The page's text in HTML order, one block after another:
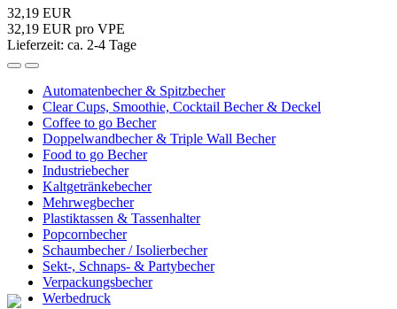
32,19 EUR
32,19 EUR pro VPE
Lieferzeit: ca. 2-4 Tage
Automatenbecher & Spitzbecher
Clear Cups, Smoothie, Cocktail Becher & Deckel
Coffee to go Becher
Doppelwandbecher & Triple Wall Becher
Food to go Becher
Industriebecher
Kaltgetränkebecher
Mehrwegbecher
Plastiktassen & Tassenhalter
Popcornbecher
Schaumbecher / Isolierbecher
Sekt-, Schnaps- & Partybecher
Verpackungsbecher
Werbedruck